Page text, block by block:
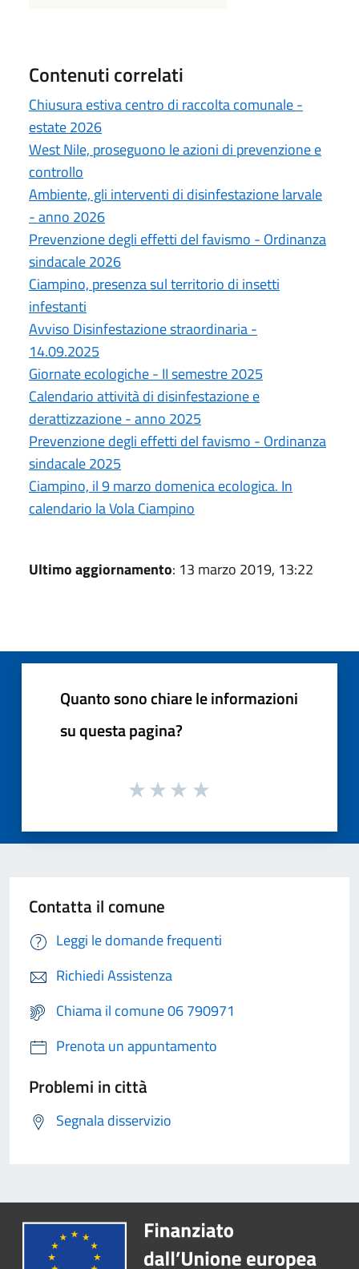
Contenuti correlati
Chiusura estiva centro di raccolta comunale -
estate 2026
West Nile, proseguono le azioni di prevenzione e
controllo
Ambiente, gli interventi di disinfestazione larvale
- anno 2026
Prevenzione degli effetti del favismo - Ordinanza
sindacale 2026
Ciampino, presenza sul territorio di insetti
infestanti
Avviso Disinfestazione straordinaria -
14.09.2025
Giornate ecologiche - II semestre 2025
Calendario attività di disinfestazione e
derattizzazione - anno 2025
Prevenzione degli effetti del favismo - Ordinanza
sindacale 2025
Ciampino, il 9 marzo domenica ecologica. In
calendario la Vola Ciampino
Ultimo aggiornamento: 13 marzo 2019, 13:22
Quanto sono chiare le informazioni
su questa pagina?
Contatta il comune
Leggi le domande frequenti
Richiedi Assistenza
Chiama il comune 06 790971
Prenota un appuntamento
Problemi in città
Segnala disservizio